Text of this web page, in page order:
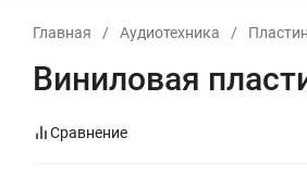
Главная / Аудиотехника /
Виниловая
Сравнение